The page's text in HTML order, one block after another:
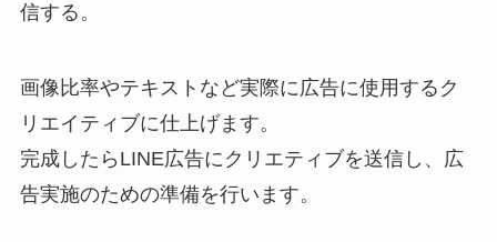
信する。
画像比率やテキストなど実際に広告に使用するク
リエイティブに仕上げます。
完成したらLINE広告にクリエティブを送信し、広
告実施のための準備を行います。